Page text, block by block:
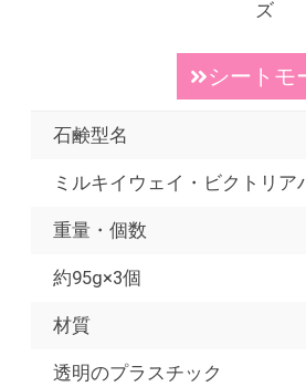
ズ
シートモ
石鹸型名
ミルキイウェイ・ビクトリア
重量・個数
約95g×3個
材質
透明のプラスチック